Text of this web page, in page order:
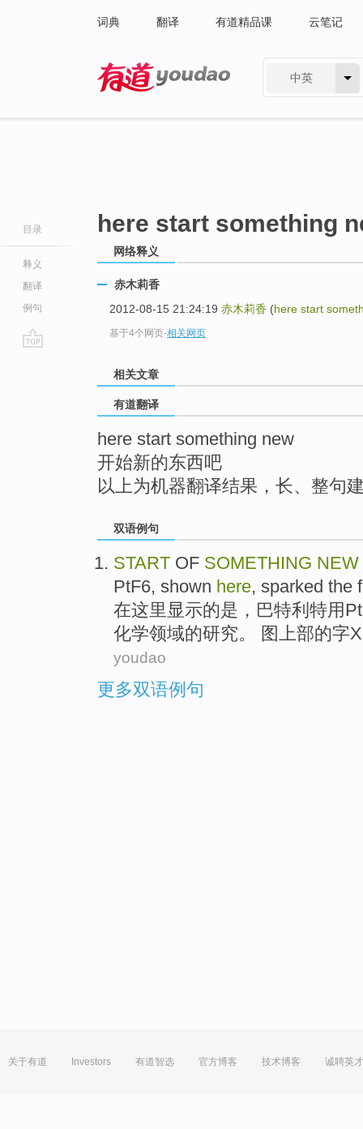
词典 翻译 有道精品课 云笔记
中英
目录
释义
翻译
例句
here start something
网络释义
赤木莉香
2012-08-15 21:24:19 赤木莉香 (here start
基于4个网页-相关网页
相关文章
有道翻译
here start something new
开始新的东西吧
以上为机器翻译结果，长、整句
双语例句
START OF SOMETHING NEW
PtF6, shown here, sparked the
在这里 显示的是， 巴特利特用
化学领域的研究。 图上部的字
youdao
更多双语例句
关于有道 Investors 有道智选 官方博客 技术博客 诚聘英才